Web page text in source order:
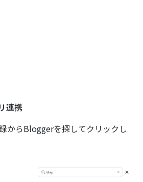
連携
からBloggerを探してクリックし